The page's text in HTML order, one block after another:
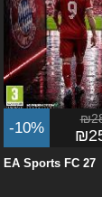
-10%
EA Sports FC 27